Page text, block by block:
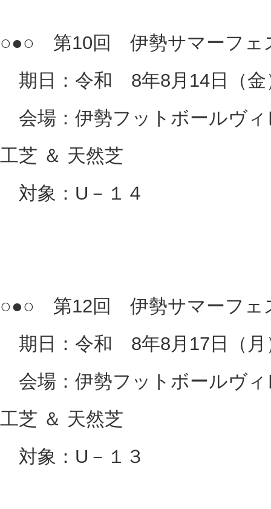
○●○ 第10回 伊勢サマーフェ
期日：令和 8年8月14日（金
会場：伊勢フットボールヴ
工芝 ＆ 天然芝
対象：U－１４
○●○ 第12回 伊勢サマーフェ
期日：令和 8年8月17日（月
会場：伊勢フットボールヴ
工芝 ＆ 天然芝
対象：U－１３